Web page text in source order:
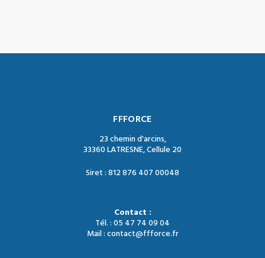
FFFORCE
23 chemin d'arcins,
33360 LATRESNE, Cellule 20
Siret : 812 876 407 00048
Contact :
Tél. : 05 47 74 09 04
Mail : contact@ffforce.fr